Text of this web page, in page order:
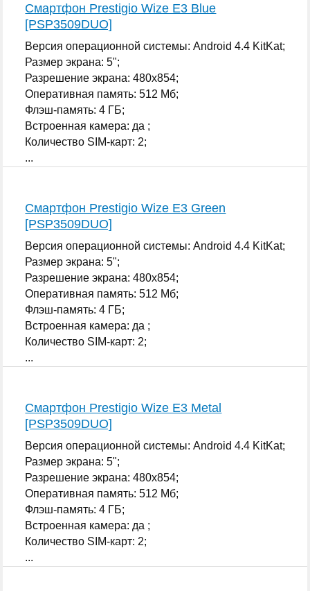
Смартфон Prestigio Wize E3 Blue
[PSP3509DUO]
Версия операционной системы: Android 4.4 KitKat;
Размер экрана: 5";
Разрешение экрана: 480x854;
Оперативная память: 512 Мб;
Флэш-память: 4 ГБ;
Встроенная камера: да ;
Количество SIM-карт: 2;
...
Смартфон Prestigio Wize E3 Green
[PSP3509DUO]
Версия операционной системы: Android 4.4 KitKat;
Размер экрана: 5";
Разрешение экрана: 480x854;
Оперативная память: 512 Мб;
Флэш-память: 4 ГБ;
Встроенная камера: да ;
Количество SIM-карт: 2;
...
Смартфон Prestigio Wize E3 Metal
[PSP3509DUO]
Версия операционной системы: Android 4.4 KitKat;
Размер экрана: 5";
Разрешение экрана: 480x854;
Оперативная память: 512 Мб;
Флэш-память: 4 ГБ;
Встроенная камера: да ;
Количество SIM-карт: 2;
...